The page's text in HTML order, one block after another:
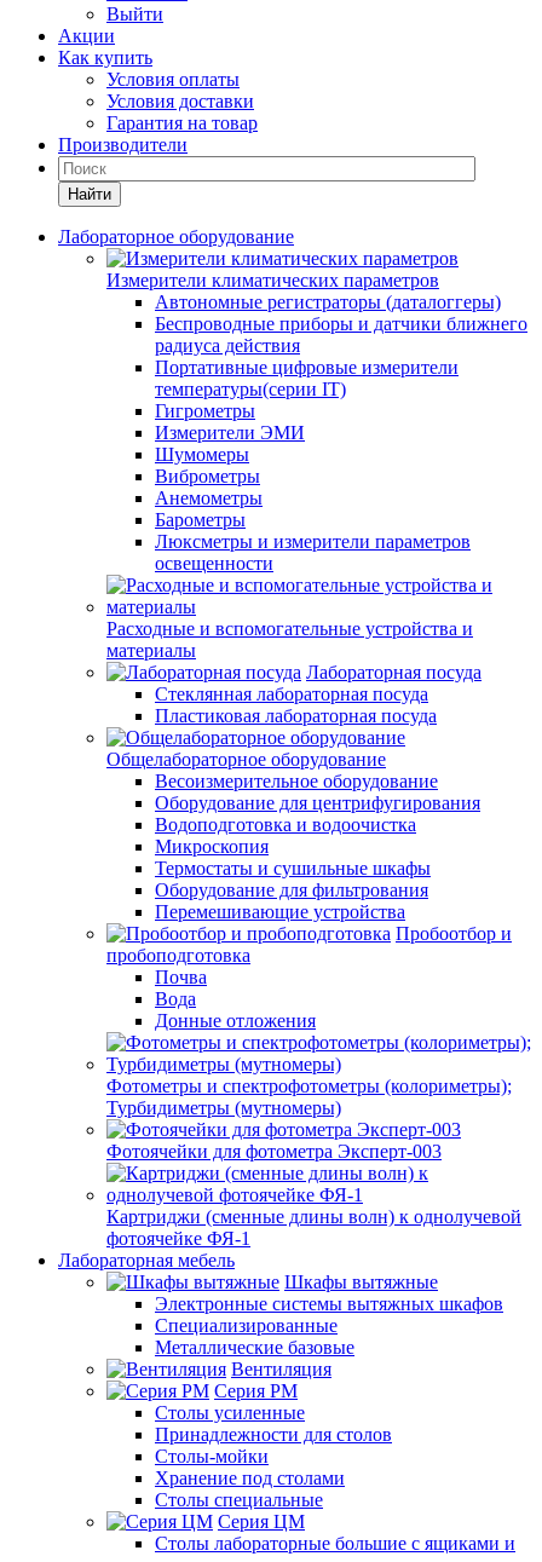
Выйти
Акции
Как купить
Условия оплаты
Условия доставки
Гарантия на товар
Производители
Найти
Лабораторное оборудование
Измерители климатических параметров
Автономные регистраторы (даталоггеры)
Беспроводные приборы и датчики ближнего
радиуса действия
Портативные цифровые измерители
температуры(серии IT)
Гигрометры
Измерители ЭМИ
Шумомеры
Виброметры
Анемометры
Барометры
Люксметры и измерители параметров
освещенности
Расходные и вспомогательные устройства и
материалы
Лабораторная посуда
Стеклянная лабораторная посуда
Пластиковая лабораторная посуда
Общелабораторное оборудование
Весоизмерительное оборудование
Оборудование для центрифугирования
Водоподготовка и водоочистка
Микроскопия
Термостаты и сушильные шкафы
Оборудование для фильтрования
Перемешивающие устройства
Пробоотбор и
пробоподготовка
Почва
Вода
Донные отложения
Фотометры и спектрофотометры (колориметры);
Турбидиметры (мутномеры)
Фотоячейки для фотометра Эксперт-003
Картриджи (сменные длины волн) к однолучевой
фотоячейке ФЯ-1
Лабораторная мебель
Шкафы вытяжные
Электронные системы вытяжных шкафов
Специализированные
Металлические базовые
Вентиляция
Серия РМ
Столы усиленные
Принадлежности для столов
Столы-мойки
Хранение под столами
Столы специальные
Серия ЦМ
Столы лабораторные большие с ящиками и